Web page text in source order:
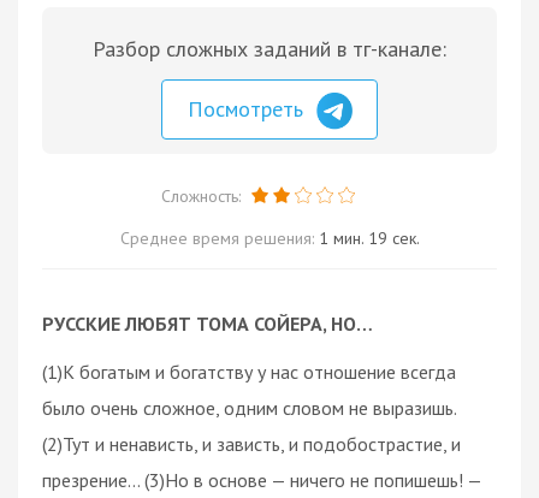
Разбор сложных заданий в тг-канале:
Посмотреть
Сложность:
Среднее время решения: 1 мин. 19 сек.
РУССКИЕ ЛЮБЯТ ТОМА СОЙЕРА, НО…
(1)К богатым и богатству у нас отношение всегда
было очень сложное, одним словом не выразишь.
(2)Тут и ненависть, и зависть, и подобострастие, и
презрение… (3)Но в основе — ничего не попишешь! —